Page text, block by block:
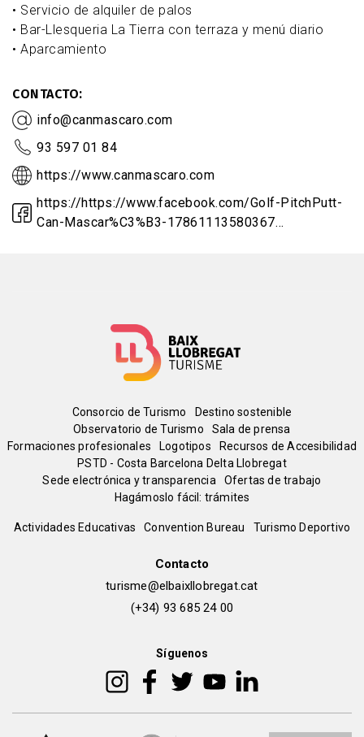
• Servicio de alquiler de palos
• Bar-Llesqueria La Tierra con terraza y menú diario
• Aparcamiento
CONTACTO
info@canmascaro.com
93 597 01 84
https://www.canmascaro.com
https://https://www.facebook.com/Golf-PitchPutt-
Can-Mascar%C3%B3-17861113580367…
Menú
del
pie
Consorcio de Turismo
Destino sostenible
Observatorio de Turismo
Sala de prensa
Formaciones profesionales
Logotipos
Recursos de Accesibilidad
PSTD - Costa Barcelona Delta Llobregat
Sede electrónica y transparencia
Ofertas de trabajo
Hagámoslo fácil: trámites
Peu
Actividades Educativas Convention Bureau Turismo Deportivo
Contacto
turisme@elbaixllobregat.cat
(+34) 93 685 24 00
Síguenos